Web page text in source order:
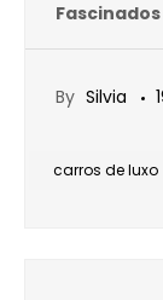
By Silvia
carros de luxo